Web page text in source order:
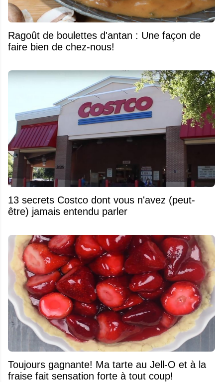
Ragoût de boulettes d'antan : Une façon de
faire bien de chez-nous!
13 secrets Costco dont vous n'avez (peut-
être) jamais entendu parler
Toujours gagnante! Ma tarte au Jell-O et à la
fraise fait sensation forte à tout coup!